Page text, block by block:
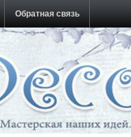
Обратная связь